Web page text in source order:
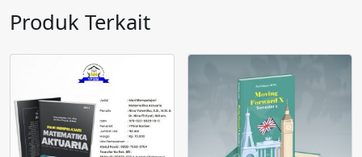
Produk Terkait